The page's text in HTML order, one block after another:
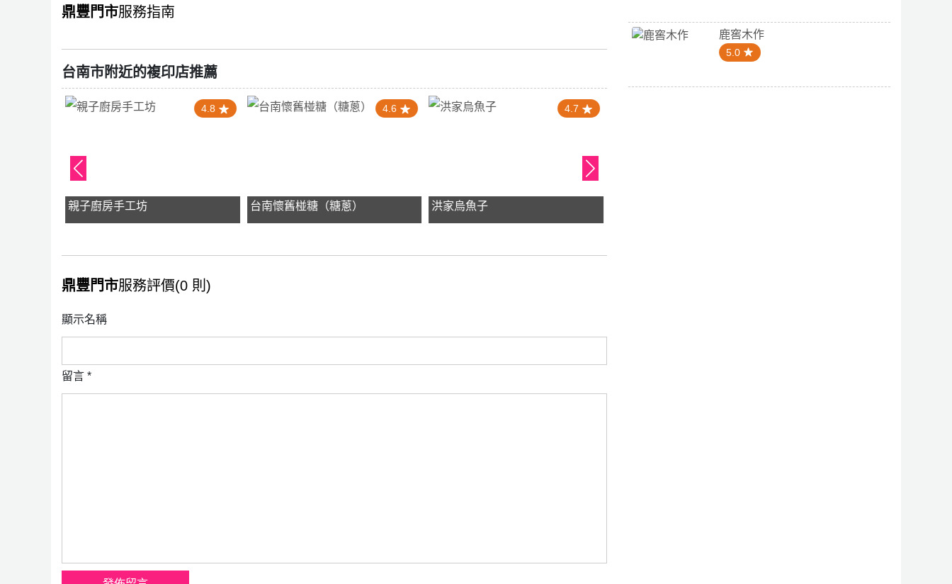
鼎豐門市服務指南
台南市附近的複印店推薦
4.8
親子廚房手工坊
4.6
台南懷舊椪糖（糖蔥）
4.7
洪家烏魚子
鼎豐門市服務評價(0 則)
顯示名稱
留言 *
鹿窖木作
5.0